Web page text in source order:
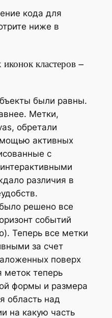
кода для
ниже в
кластеров –
были равны.
Метки,
обретали
активных
с
различия в
решено все
событий
Теперь все метки
за счет
поверх
меток теперь
формы и размера
область над
на какую часть